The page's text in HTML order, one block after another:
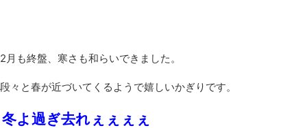
2月も終盤、寒さも和らいできました。
段々と春が近づいてくるようで嬉しいかぎりです。
冬よ過ぎ去れぇぇぇぇ